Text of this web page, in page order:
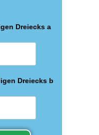
Dreiecks a
Dreiecks b